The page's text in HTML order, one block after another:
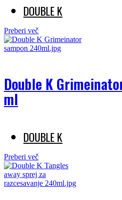
DOUBLE K
Preberi več
Double K
ml
DOUBLE K
Preberi več